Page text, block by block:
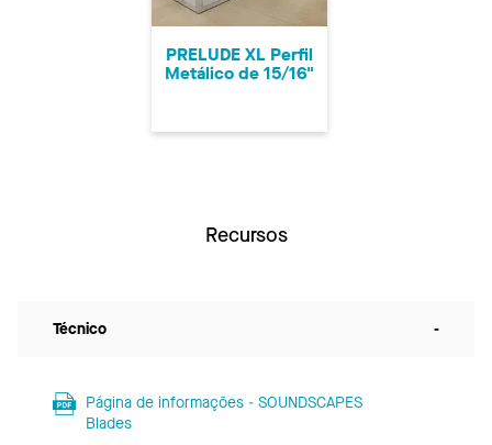
PRELUDE XL Perfil
Metálico de 15/16"
Recursos
Técnico -
Página de informações - SOUNDSCAPES
Blades